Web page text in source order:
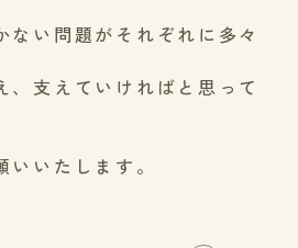
ない問題がそれぞれに多々
、支えていければと思って
いたします。